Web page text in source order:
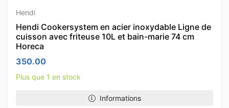
Hendi
Hendi Cookersystem en acier inoxydable Ligne de
cuisson avec friteuse 10L et bain-marie 74 cm
Horeca
350.00
Plus que 1 en stock
Informations